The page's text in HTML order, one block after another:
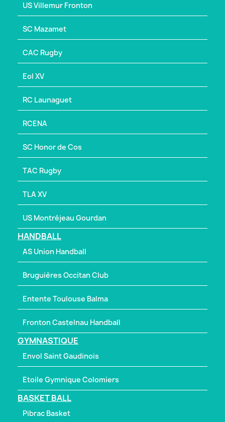
US Villemur Fronton
SC Mazamet
CAC Rugby
Eol XV
RC Launaguet
RCENA
SC Honor de Cos
TAC Rugby
TLA XV
US Montréjeau Gourdan
HANDBALL
AS Union Handball
Bruguières Occitan Club
Entente Toulouse Balma
Fronton Castelnau Handball
GYMNASTIQUE
Envol Saint Gaudinois
Etoile Gymnique Colomiers
BASKET BALL
Pibrac Basket